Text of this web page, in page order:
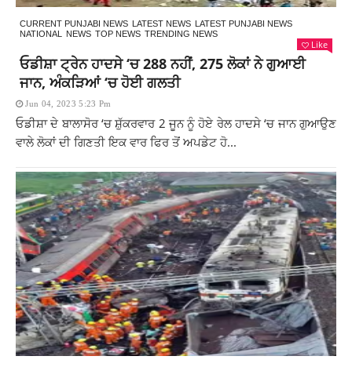
CURRENT PUNJABI NEWS LATEST NEWS LATEST PUNJABI NEWS
NATIONAL
NEWS TOP NEWS TRENDING NEWS
Like
ਓਡੀਸ਼ਾ ਟ੍ਰੇਨ ਹਾਦਸੇ ‘ਚ 288 ਨਹੀਂ, 275 ਲੋਕਾਂ ਨੇ ਗੁਆਈ
ਜਾਨ, ਅੰਕੜਿਆਂ ‘ਚ ਹੋਈ ਗਲਤੀ
Jun 04, 2023 5:23 Pm
ਓਡੀਸ਼ਾ ਦੇ ਬਾਲਾਸੋਰ ‘ਚ ਸ਼ੁੱਕਰਵਾਰ 2 ਜੂਨ ਨੂੰ ਹੋਏ ਰੇਲ ਹਾਦਸੇ ‘ਚ ਜਾਨ ਗੁਆਉਣ
ਵਾਲੇ ਲੋਕਾਂ ਦੀ ਗਿਣਤੀ ਇਕ ਵਾਰ ਫਿਰ ਤੋਂ ਅਪਡੇਟ ਹੋ...